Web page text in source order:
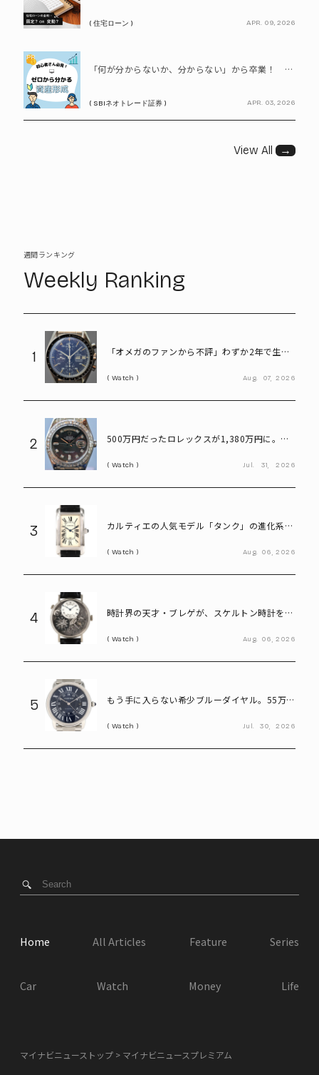
( 住宅ローン ) APR. 09, 2026
PR
「何が分からないか、分からない」から卒業！ SBIネオトレード証券で学ぶ、はじめての資産形成
( SBIネオトレード証券 ) APR. 03, 2026
View All →
週間ランキング
Weekly Ranking
1
「オメガのファンから不評」わずか2年で生産
ピードマスター”とは
Watch Aug. 07, 2026
2
500万円だったロレックスが1,380万円に。プ
Watch Jul. 31, 2026
3
カルティエの人気モデル「タンク」の進化系。
WG」
Watch Aug. 06, 2026
4
時計界の天才・ブレゲが、スケルトン時計を贈
Watch Aug. 06, 2026
5
もう手に入らない希少ブルーダイヤル。55万円
Watch Jul. 30, 2026
Home All Articles Feature Series
Car Watch Money Life
マイナビニューストップ マイナビニュースプレミアム